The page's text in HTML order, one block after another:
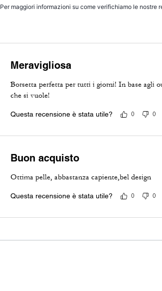
Per maggiori informazioni su come verifichiamo le nostre
Meravigliosa
Borsetta perfetta per tutti i giorni! In base agli
che si vuole!
Questa recensione è stata utile? 0 0
Buon acquisto
Ottima pelle, abbastanza capiente,bel design
Questa recensione è stata utile? 0 0